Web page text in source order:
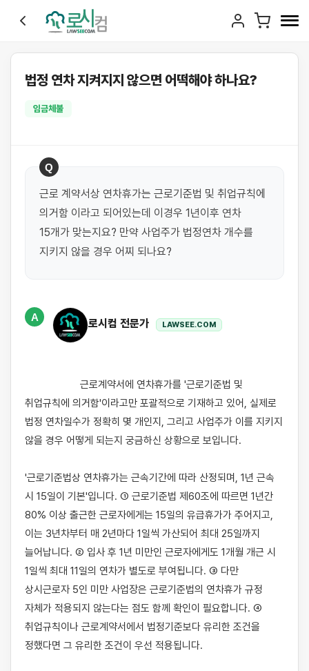
법정 연차 지켜지지 않으면 어떡해야 하나요?
임금체불
Q
근로 계약서상 연차휴가는 근로기준법 및 취업규칙에
의거함 이라고 되어있는데 이경우 1년이후 연차
15개가 맞는지요? 만약 사업주가 법정연차 개수를
지키지 않을 경우 어찌 되나요?
A
로시컴 전문가 LAWSEE.COM
취업규칙에 의거함'이라고만 포괄적으로 기재하고 있어, 실제로
법정 연차일수가 정확히 몇 개인지, 그리고 사업주가 이를 지키지
않을 경우 어떻게 되는지 궁금하신 상황으로 보입니다.
'근로기준법상 연차휴가는 근속기간에 따라 산정되며, 1년 근속
시 15일이 기본'입니다. ① 근로기준법 제60조에 따르면 1년간
80% 이상 출근한 근로자에게는 15일의 유급휴가가 주어지고,
이는 3년차부터 매 2년마다 1일씩 가산되어 최대 25일까지
늘어납니다. ② 입사 후 1년 미만인 근로자에게도 1개월 개근 시
1일씩 최대 11일의 연차가 별도로 부여됩니다. ③ 다만
상시근로자 5인 미만 사업장은 근로기준법의 연차휴가 규정
자체가 적용되지 않는다는 점도 함께 확인이 필요합니다. ④
취업규칙이나 근로계약서에서 법정기준보다 유리한 조건을
정했다면 그 유리한 조건이 우선 적용됩니다.